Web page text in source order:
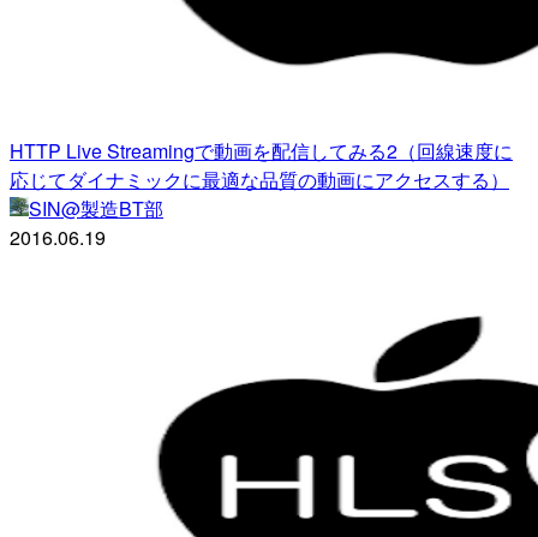
HTTP Live Streamingで動画を配信してみる2（回線速度に
応じてダイナミックに最適な品質の動画にアクセスする）
SIN@製造BT部
2016.06.19